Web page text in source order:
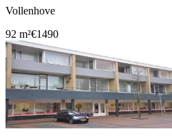
Vollenhove
92 m²€1490